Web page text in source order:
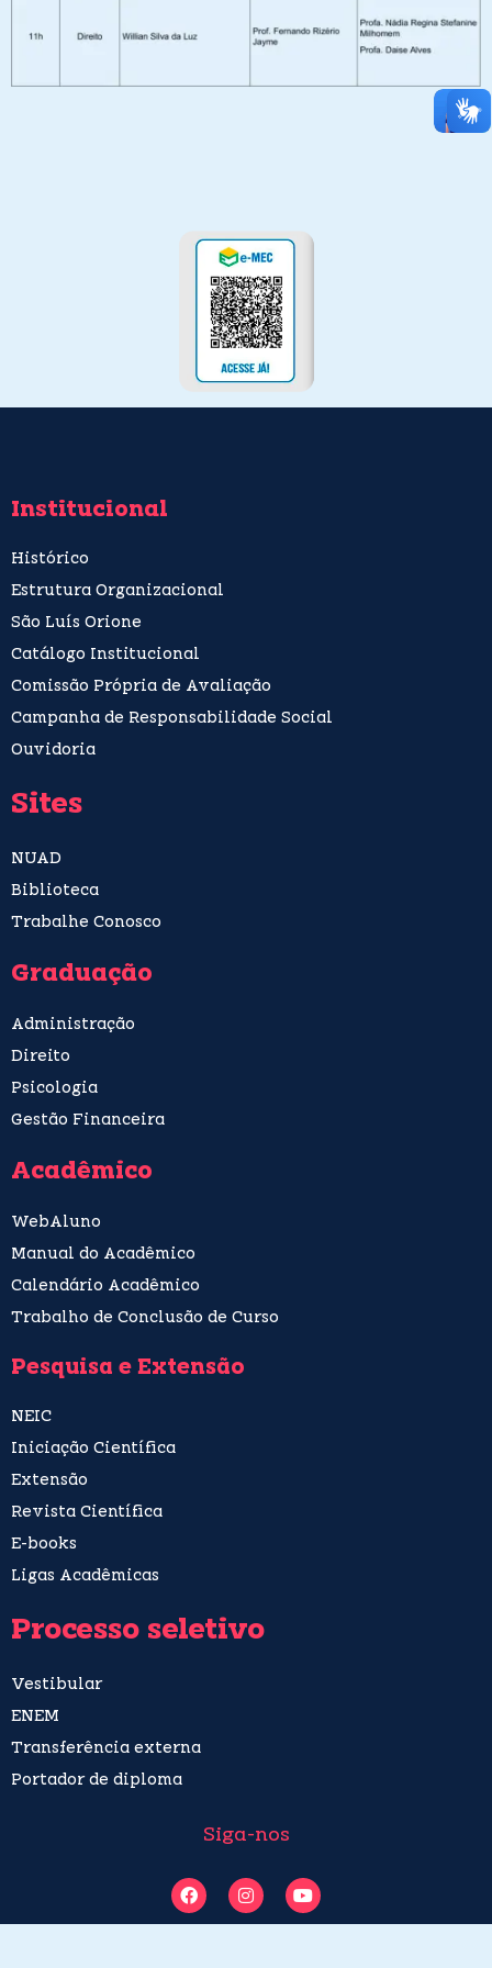
Institucional
Histórico
Estrutura Organizacional
São Luís Orione
Catálogo Institucional
Comissão Própria de Avaliação
Campanha de Responsabilidade Social
Ouvidoria
Sites
NUAD
Biblioteca
Trabalhe Conosco
Graduação
Administração
Direito
Psicologia
Gestão Financeira
Acadêmico
WebAluno
Manual do Acadêmico
Calendário Acadêmico
Trabalho de Conclusão de Curso
Pesquisa e Extensão
NEIC
Iniciação Científica
Extensão
Revista Científica
E-books
Ligas Acadêmicas
Processo seletivo
Vestibular
ENEM
Transferência externa
Portador de diploma
Siga-nos
F
a
c
I
n
s
Y
o
u